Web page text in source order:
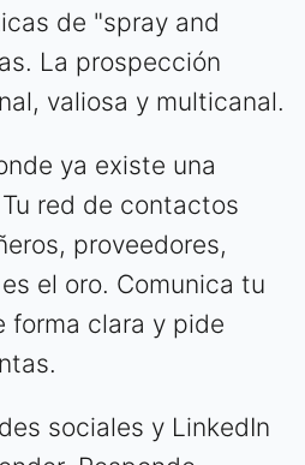
de "spray and
La prospección
valiosa y multicanal.
ya existe una
red de contactos
proveedores,
el oro. Comunica tu
forma clara y pide
sociales y LinkedIn